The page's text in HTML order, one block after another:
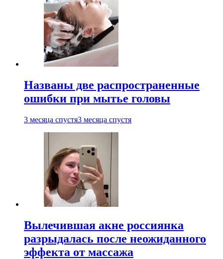
Названы две распространенные
ошибки при мытье головы
3 месяца спустя3 месяца спустя
Вылечившая акне россиянка
разрыдалась после неожиданного
эффекта от массажа